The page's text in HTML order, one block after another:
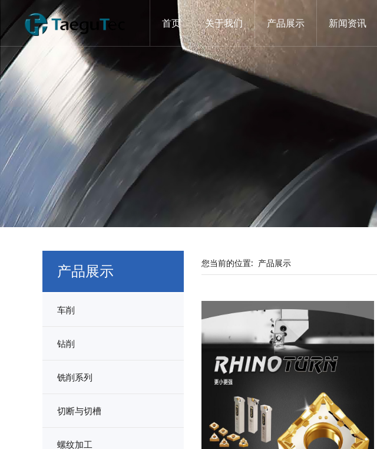
首页 关于我们 产品展示 新闻资讯
产品展示
车削
钻削
铣削系列
切断与切槽
螺纹加工
您当前的位置: 产品展示